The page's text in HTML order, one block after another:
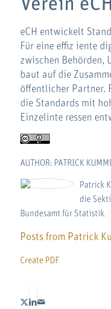
Verein eCH
eCH entwickelt
Für eine effiz iente
zwischen Behörden,
baut auf die
öffentlicher Partner.
die Standards mit
Einzelinte ressen
AUTHOR: PATRICK
Patrick
die
Bundesamt für Statistik.
Posts from Patrick
Create PDF